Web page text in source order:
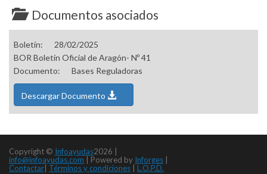
Documentos asociados
Boletín:
28/02/2025
BOR Boletín Oficial de Aragón- Nº 41
Documento:
Bases Reguladoras
Descargar Documento
Copyright © Infoayudas2026 |
info@infoayudas.com
Powered by Inforges
Contactar Términos y condiciones L.O.P.D.